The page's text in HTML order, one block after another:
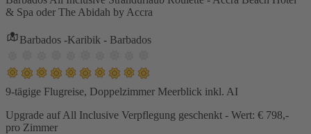
& Spa oder The Abidah by Accra
Barbados -Karibik - Barbados
9-tägige Flugreise, Doppelzimmer Meerblick inkl. AI
Upgrade auf All Inclusive Verpflegung geschenkt - Wert: € 798,-
pro Zimmer